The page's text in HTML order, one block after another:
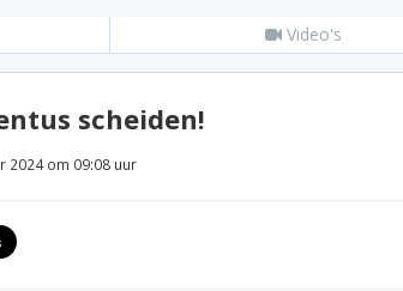
Video's
scheiden!
2024 om 09:08 uur